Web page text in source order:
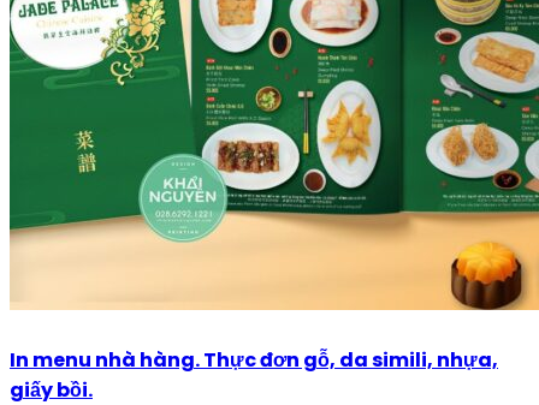
In menu nhà hàng. Thực đơn gỗ, da simili, nhựa,
giấy bồi.